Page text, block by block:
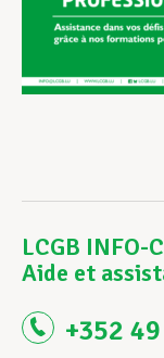
LCGB INFO-
Aide et
+352